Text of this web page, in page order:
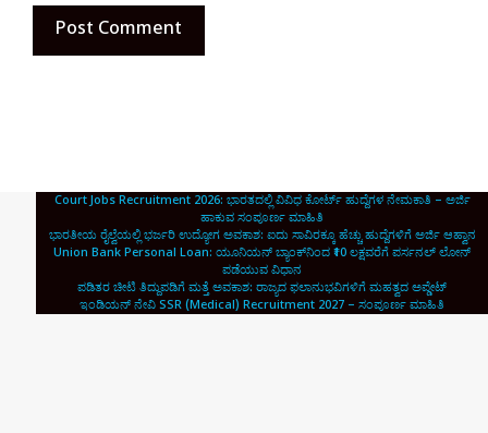
Court Jobs Recruitment 2026: ಭಾರತದಲ್ಲಿ ವಿವಿಧ ಕೋರ್ಟ್ ಹುದ್ದೆಗಳ ನೇಮಕಾತಿ – ಅರ್ಜಿ
ಹಾಕುವ ಸಂಪೂರ್ಣ ಮಾಹಿತಿ
ಭಾರತೀಯ ರೈಲ್ವೆಯಲ್ಲಿ ಭರ್ಜರಿ ಉದ್ಯೋಗ ಅವಕಾಶ: ಐದು ಸಾವಿರಕ್ಕೂ ಹೆಚ್ಚು ಹುದ್ದೆಗಳಿಗೆ ಅರ್ಜಿ ಆಹ್ವಾನ
Union Bank Personal Loan: ಯೂನಿಯನ್ ಬ್ಯಾಂಕ್‌ನಿಂದ ₹10 ಲಕ್ಷವರೆಗೆ ಪರ್ಸನಲ್ ಲೋನ್
ಪಡೆಯುವ ವಿಧಾನ
ಪಡಿತರ ಚೀಟಿ ತಿದ್ದುಪಡಿಗೆ ಮತ್ತೆ ಅವಕಾಶ: ರಾಜ್ಯದ ಫಲಾನುಭವಿಗಳಿಗೆ ಮಹತ್ವದ ಅಪ್ಡೇಟ್
ಇಂಡಿಯನ್ ನೇವಿ SSR (Medical) Recruitment 2027 – ಸಂಪೂರ್ಣ ಮಾಹಿತಿ